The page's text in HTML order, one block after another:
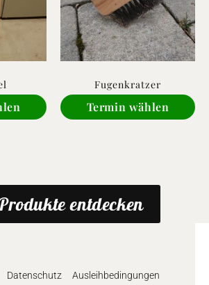
Fugenkratzer
Termin wählen
entdecken
Datenschutz Ausleihbedingungen